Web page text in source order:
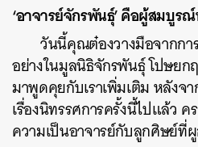
‘อาจารย์จักรพันธ์ุ’ คือผู้สมบูร
วันนี้คุณต๋องวางมือจากก
อย่างในมูลนิธิจักรพันธุ์ โปษยก
มาพูดคุยกับเราเพิ่มเติม หลังจ
เรื่องนิทรรศการครั้งนี้ไปแล้ว ค
ความเป็นอาจารย์กับลูกศิษย์ที่